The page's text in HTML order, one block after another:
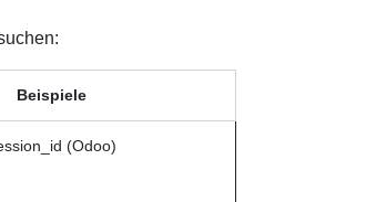
Beispiele
(Odoo)